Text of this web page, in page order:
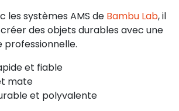
les systèmes AMS de Bambu Lab, il
des objets durables avec une
et fiable
mate
et polyvalente